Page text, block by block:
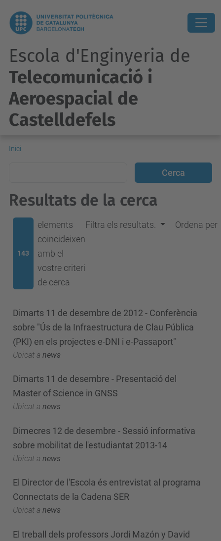
Escola d'Enginyeria de
Telecomunicació i
Aeroespacial de
Castelldefels
Inici
Resultats de la cerca
143
elements
coincideixen
amb el
vostre criteri
de cerca
Filtra els resultats. Ordena per
Dimarts 11 de desembre de 2012 - Conferència
sobre "Ús de la Infraestructura de Clau Pública
(PKI) en els projectes e-DNI i e-Passaport"
Ubicat a news
Dimarts 11 de desembre - Presentació del
Master of Science in GNSS
Ubicat a news
Dimecres 12 de desembre - Sessió informativa
sobre mobilitat de l'estudiantat 2013-14
Ubicat a news
El Director de l'Escola és entrevistat al programa
Connectats de la Cadena SER
Ubicat a news
El treball dels professors Jordi Mazón y David